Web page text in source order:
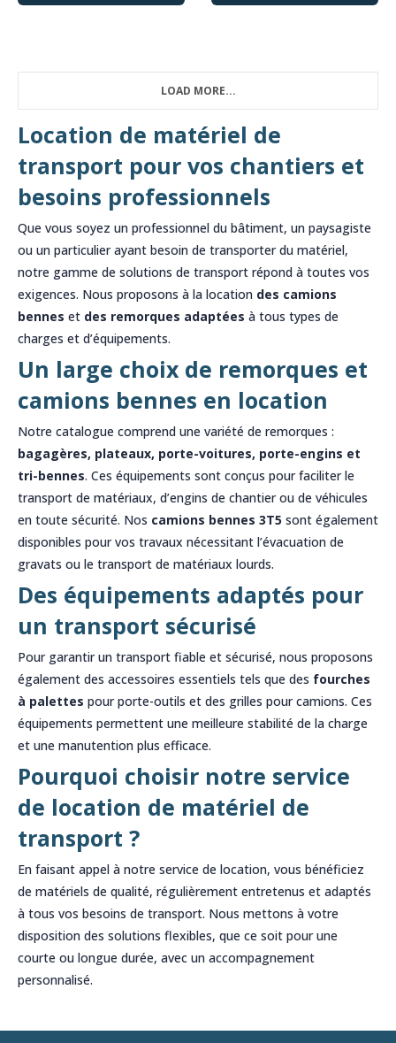
LOAD MORE...
Location de matériel de
transport pour vos chantiers et
besoins professionnels
Que vous soyez un professionnel du bâtiment, un paysagiste
ou un particulier ayant besoin de transporter du matériel,
notre gamme de solutions de transport répond à toutes vos
exigences. Nous proposons à la location des camions
bennes et des remorques adaptées à tous types de
charges et d’équipements.
Un large choix de remorques et
camions bennes en location
Notre catalogue comprend une variété de remorques :
bagagères, plateaux, porte-voitures, porte-engins et
tri-bennes. Ces équipements sont conçus pour faciliter le
transport de matériaux, d’engins de chantier ou de véhicules
en toute sécurité. Nos camions bennes 3T5 sont également
disponibles pour vos travaux nécessitant l’évacuation de
gravats ou le transport de matériaux lourds.
Des équipements adaptés pour
un transport sécurisé
Pour garantir un transport fiable et sécurisé, nous proposons
également des accessoires essentiels tels que des fourches
à palettes pour porte-outils et des grilles pour camions. Ces
équipements permettent une meilleure stabilité de la charge
et une manutention plus efficace.
Pourquoi choisir notre service
de location de matériel de
transport ?
En faisant appel à notre service de location, vous bénéficiez
de matériels de qualité, régulièrement entretenus et adaptés
à tous vos besoins de transport. Nous mettons à votre
disposition des solutions flexibles, que ce soit pour une
courte ou longue durée, avec un accompagnement
personnalisé.